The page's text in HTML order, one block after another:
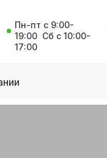
Пн-пт с 9:00-
19:00 Сб с 10:00-
17:00